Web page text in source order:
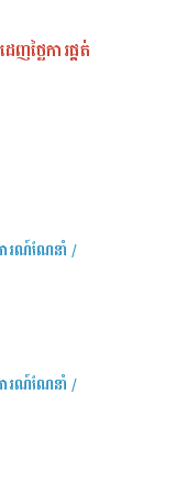
ថ្លៃការផ្គត់
ារណ៍ណែនាំ /
ារណ៍ណែនាំ /